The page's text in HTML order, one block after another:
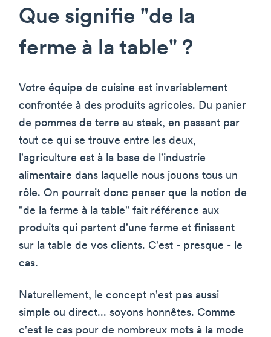
Que signifie "de la
ferme à la table" ?
Votre équipe de cuisine est invariablement
confrontée à des produits agricoles. Du panier
de pommes de terre au steak, en passant par
tout ce qui se trouve entre les deux,
l'agriculture est à la base de l'industrie
alimentaire dans laquelle nous jouons tous un
rôle. On pourrait donc penser que la notion de
"de la ferme à la table" fait référence aux
produits qui partent d'une ferme et finissent
sur la table de vos clients. C'est - presque - le
cas.
Naturellement, le concept n'est pas aussi
simple ou direct... soyons honnêtes. Comme
c'est le cas pour de nombreux mots à la mode